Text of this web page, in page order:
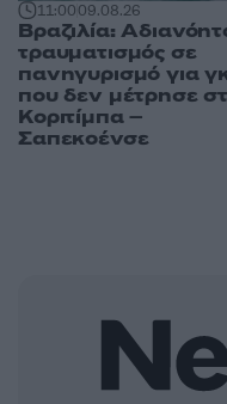
11:0009.08.26
Βραζιλία:
τραυματισμός σε
πανηγυρισμό για
που δεν μέτρησε
Κοριτίμπα –
Σαπεκοένσε